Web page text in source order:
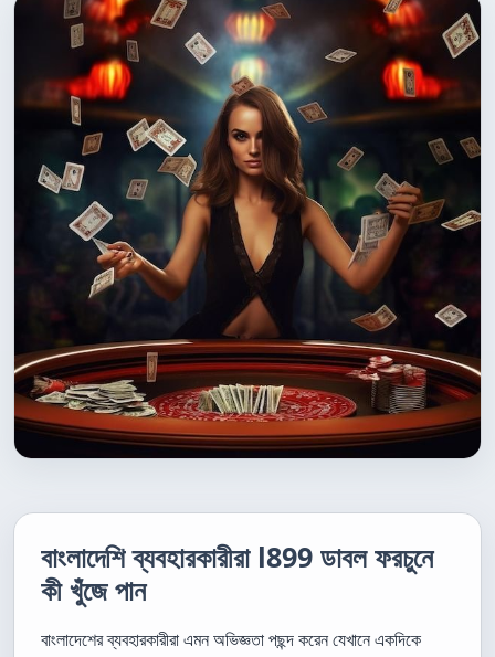
বাংলাদেশি ব্যবহারকারীরা l899 ডাবল ফরচুনে
কী খুঁজে পান
বাংলাদেশের ব্যবহারকারীরা এমন অভিজ্ঞতা পছন্দ করেন যেখানে একদিকে